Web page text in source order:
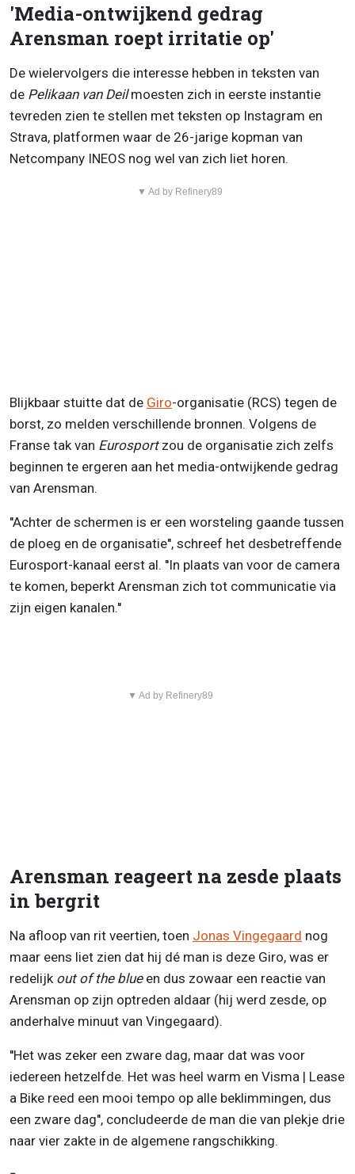
'Media-ontwijkend gedrag
Arensman roept irritatie op'
De wielervolgers die interesse hebben in teksten van
de Pelikaan van Deilmoesten zich in eerste instantie
tevreden zien te stellen met teksten op Instagram en
Strava, platformen waar de 26-jarige kopman van
Netcompany INEOS nog wel van zich liet horen.
▼ Ad by Refinery89
Blijkbaar stuitte dat de Giro-organisatie (RCS) tegen de
borst, zo melden verschillende bronnen. Volgens de
Franse tak van Eurosport zou de organisatie zich zelfs
beginnen te ergeren aan het media-ontwijkende gedrag
van Arensman.
''Achter de schermen is er een worsteling gaande tussen
de ploeg en de organisatie'', schreef het desbetreffende
Eurosport-kanaal eerst al. ''In plaats van voor de camera
te komen, beperkt Arensman zich tot communicatie via
zijn eigen kanalen.''
▼ Ad by Refinery89
Arensman reageert na zesde plaats
in bergrit
Na afloop van rit veertien, toen Jonas Vingegaard nog
maar eens liet zien dat hij dé man is deze Giro, was er
redelijk out of the blue en dus zowaar een reactie van
Arensman op zijn optreden aldaar (hij werd zesde, op
anderhalve minuut van Vingegaard).
''Het was zeker een zware dag, maar dat was voor
iedereen hetzelfde. Het was heel warm en Visma | Lease
a Bike reed een mooi tempo op alle beklimmingen, dus
een zware dag'', concludeerde de man die van plekje drie
naar vier zakte in de algemene rangschikking.